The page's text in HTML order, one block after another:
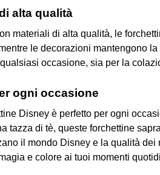
alta qualità
materiali di alta qualità, le
le decorazioni mantengono
occasione, sia per la
ogni occasione
Disney è perfetto per ogni
tazza di tè, queste forchettine
il mondo Disney e la qualità
e colore ai tuoi momenti